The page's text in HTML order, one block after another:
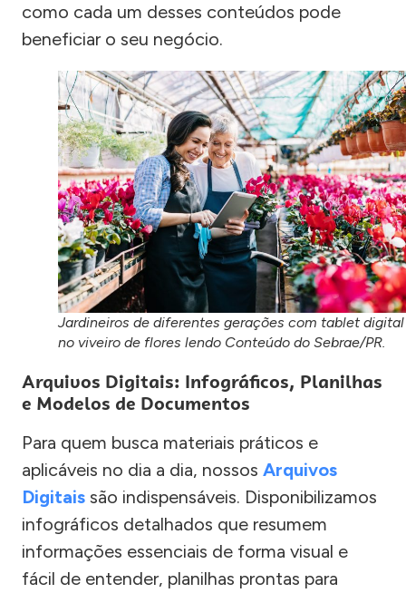
como cada um desses conteúdos pode
beneficiar o seu negócio.
Jardineiros de diferentes gerações com tablet digital
no viveiro de flores lendo Conteúdo do Sebrae/PR.
Arquivos Digitais: Infográficos, Planilhas
e Modelos de Documentos
Para quem busca materiais práticos e
aplicáveis no dia a dia, nossos Arquivos
Digitais são indispensáveis. Disponibilizamos
infográficos detalhados que resumem
informações essenciais de forma visual e
fácil de entender, planilhas prontas para